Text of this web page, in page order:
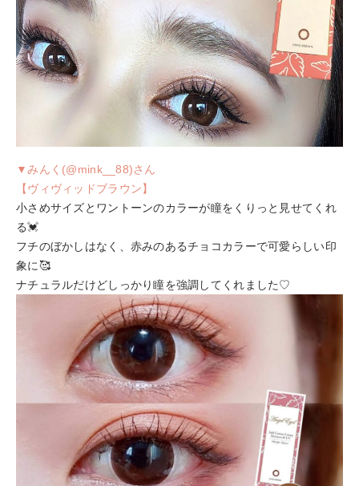
▼みんく(@mink__88)さん
【ヴィヴィッドブラウン】
小さめサイズとワントーンのカラーが瞳をくりっと見せてくれ
る💓
フチのぼかしはなく、赤みのあるチョコカラーで可愛らしい印
象に🥰
ナチュラルだけどしっかり瞳を強調してくれました♡